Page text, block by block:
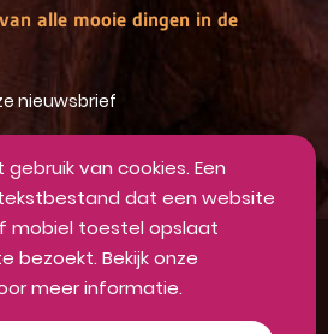
alle mooie dingen in de
nieuwsbrief
van cookies. Een
dat een website
mobiel toestel opslaat
bezoekt. Bekijk onze
meer informatie.